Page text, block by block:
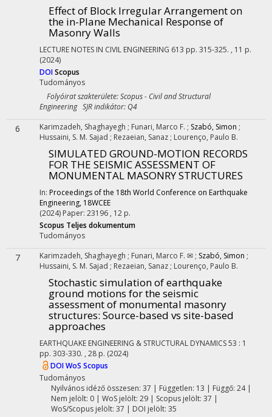
Effect of Block Irregular Arrangement on
the in-Plane Mechanical Response of
Masonry Walls
LECTURE NOTES IN CIVIL ENGINEERING 613 pp. 315-325. , 11 p.
(2024)
DOIScopus
Tudományos
Folyóirat szakterülete: Scopus - Civil and Structural
Engineering SJR indikátor: Q4
6 Karimzadeh, Shaghayegh ; Funari, Marco F. ; Szabó, Simon ;
Hussaini, S. M. Sajad ; Rezaeian, Sanaz ; Lourenço, Paulo B.
SIMULATED GROUND-MOTION RECORDS
FOR THE SEISMIC ASSESSMENT OF
MONUMENTAL MASONRY STRUCTURES
In: Proceedings of the 18th World Conference on Earthquake
Engineering, 18WCEE
(2024) Paper: 23196 , 12 p.
Scopus Teljes dokumentum
Tudományos
7 Karimzadeh, Shaghayegh ; Funari, Marco F. ✉ ; Szabó, Simon ;
Hussaini, S. M. Sajad ; Rezaeian, Sanaz ; Lourenço, Paulo B.
Stochastic simulation of earthquake
ground motions for the seismic
assessment of monumental masonry
structures: Source-based vs site-based
approaches
EARTHQUAKE ENGINEERING & STRUCTURAL DYNAMICS53 : 1
pp. 303-330. , 28 p. (2024)
DOIWoS Scopus
Tudományos
Nyilvános idéző összesen: 37 | Független: 13 | Függő: 24 |
Nem jelölt: 0 | WoS jelölt: 29 | Scopus jelölt: 37 |
WoS/Scopus jelölt: 37 | DOI jelölt: 35